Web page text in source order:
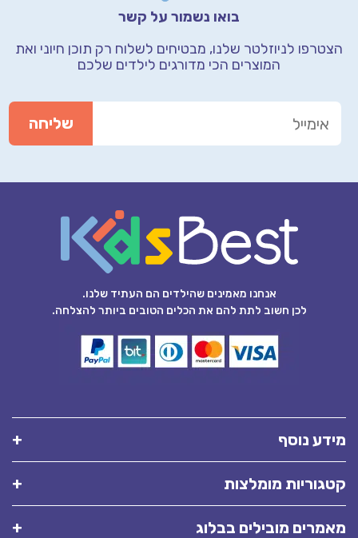
בואו נשמור על קשר
הצטרפו לניוזלטר שלנו, מבטיחים לשלוח רק תוכן חיוני ואת
המוצרים הכי מדורגים לילדים שלכם
אנחנו מאמינים שהילדים הם העתיד שלנו.
לכן חשוב לתת להם את הכלים הטובים ביותר להצלחה.
מידע נוסף
קטגוריות מומלצות
מאמרים מובילים בבלוג